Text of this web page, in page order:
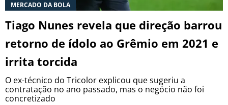
MERCADO DA BOLA
Tiago Nunes revela que direção barrou
retorno de ídolo ao Grêmio em 2021 e
irrita torcida
O ex-técnico do Tricolor explicou que sugeriu a
contratação no ano passado, mas o negócio não foi
concretizado